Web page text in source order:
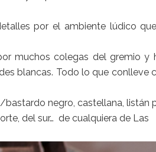
por el ambiente lúdico
muchos colegas del gremio y
blancas. Todo lo que conlleve
negro, castellana, listán
del sur… de cualquiera de Las